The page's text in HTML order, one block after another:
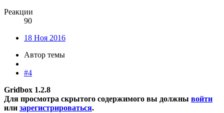
Реакции
90
18 Ноя 2016
Автор темы
#4
Gridbox 1.2.8
Для просмотра скрытого содержимого вы должны войти
или зарегистрироваться.